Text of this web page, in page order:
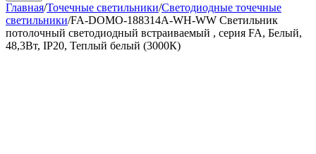
Главная/Точечные светильники/Светодиодные точечные
светильники/FA-DOMO-188314A-WH-WW Светильник
потолочный светодиодный встраиваемый , серия FA, Белый,
48,3Вт, IP20, Теплый белый (3000К)